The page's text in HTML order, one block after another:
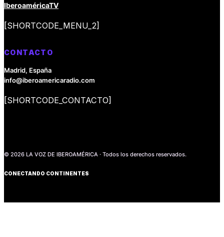
IberoaméricaTV
[SHORTCODE_MENU_2]
CONTACTO
Madrid, España
info@iberoamericaradio.com
[SHORTCODE_CONTACTO]
© 2026 LA VOZ DE IBEROAMÉRICA · Todos los derechos reservados.
CONECTANDO CONTINENTES